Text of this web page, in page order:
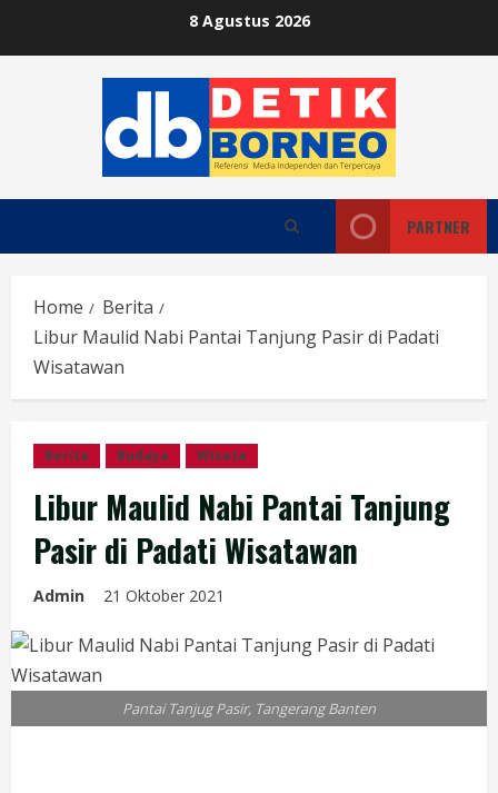
8 Agustus 2026
PARTNER
Home
Berita
Libur Maulid Nabi Pantai Tanjung Pasir di Padati
Wisatawan
Berita Budaya Wisata
Libur Maulid Nabi Pantai Tanjung
Pasir di Padati Wisatawan
Admin 21 Oktober 2021
Pantai Tanjug Pasir, Tangerang Banten